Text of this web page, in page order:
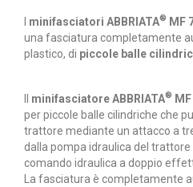
minifasciatori ABBRIATA® MF
una fasciatura completamente
plastico, di piccole balle
minifasciatore ABBRIATA®
per piccole balle cilindriche che
trattore mediante un attacco a
dalla pompa idraulica del
comando idraulica a doppio
La fasciatura è completamente